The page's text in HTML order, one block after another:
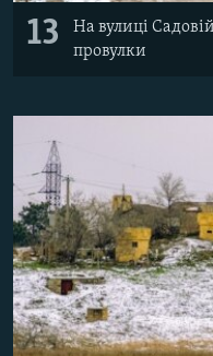
13
На вулиці
провулки